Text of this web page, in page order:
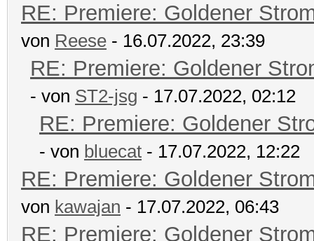
RE: Premiere: Goldener
von Reese - 16.07.2022, 23:39
RE: Premiere: Goldener
- von ST2-jsg - 17.07.2022, 02:12
RE: Premiere: Goldener
- von bluecat - 17.07.2022, 12:22
RE: Premiere: Goldener
von kawajan - 17.07.2022, 06:43
RE: Premiere: Goldener